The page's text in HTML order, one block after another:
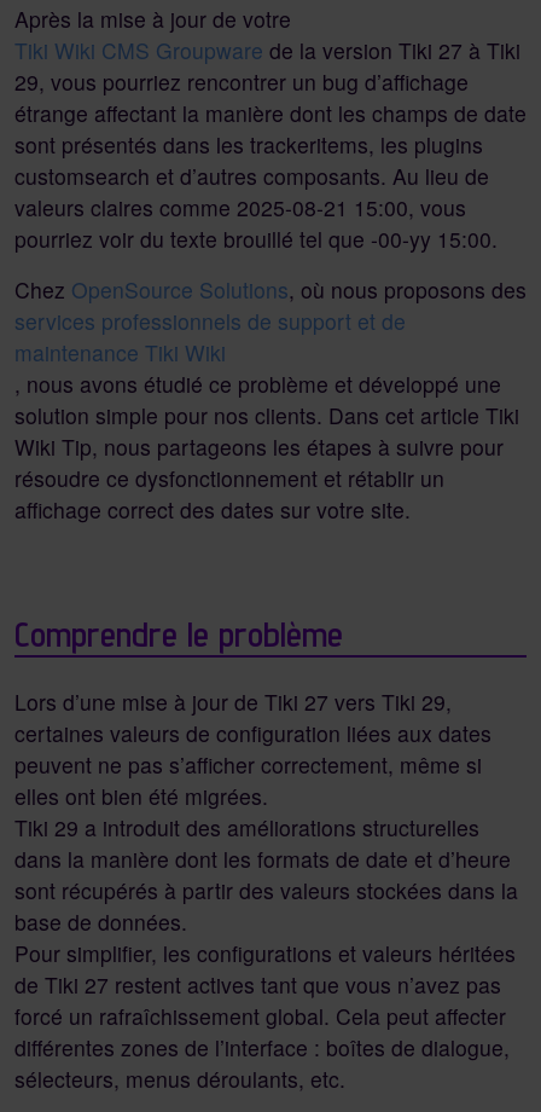
Après la mise à jour de votre
Tiki Wiki CMS Groupware de la version Tiki 27 à Tiki
29, vous pourriez rencontrer un bug d’affichage
étrange affectant la manière dont les champs de date
sont présentés dans les trackeritems, les plugins
customsearch et d’autres composants. Au lieu de
valeurs claires comme 2025-08-21 15:00, vous
pourriez voir du texte brouillé tel que -00-yy 15:00.
Chez OpenSource Solutions, où nous proposons des
services professionnels de support et de
maintenance Tiki Wiki
, nous avons étudié ce problème et développé une
solution simple pour nos clients. Dans cet article Tiki
Wiki Tip, nous partageons les étapes à suivre pour
résoudre ce dysfonctionnement et rétablir un
affichage correct des dates sur votre site.
Comprendre le problème
Lors d’une mise à jour de Tiki 27 vers Tiki 29,
certaines valeurs de configuration liées aux dates
peuvent ne pas s’afficher correctement, même si
elles ont bien été migrées.
Tiki 29 a introduit des améliorations structurelles
dans la manière dont les formats de date et d’heure
sont récupérés à partir des valeurs stockées dans la
base de données.
Pour simplifier, les configurations et valeurs héritées
de Tiki 27 restent actives tant que vous n’avez pas
forcé un rafraîchissement global. Cela peut affecter
différentes zones de l’interface : boîtes de dialogue,
sélecteurs, menus déroulants, etc.